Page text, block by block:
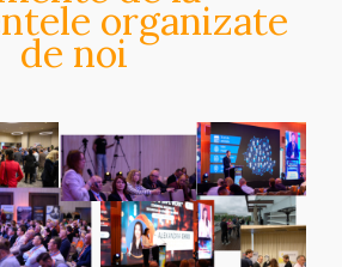
organizate
de noi